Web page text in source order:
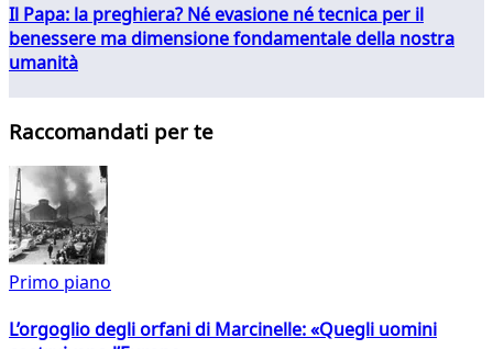
Il Papa: la preghiera? Né evasione né tecnica per il
benessere ma dimensione fondamentale della nostra
umanità
Raccomandati per te
Primo piano
L’orgoglio degli orfani di Marcinelle: «Quegli uomini